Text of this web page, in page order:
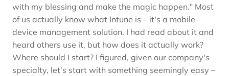
with my blessing and make the magic happen." Most
of us actually know what Intune is – it's a mobile
device management solution. I had read about it and
heard others use it, but how does it actually work?
Where should I start? I figured, given our company's
specialty, let's start with something seemingly easy –